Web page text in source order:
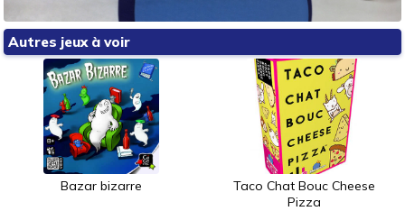
Autres jeux à voir
Bazar bizarre
Taco Chat Bouc Cheese
Pizza